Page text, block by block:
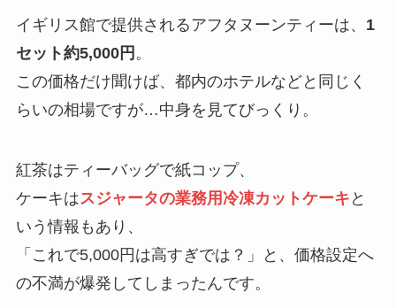
イギリス館で提供されるアフタヌーンティーは、 1
セット約5,000円 。
この価格だけ聞けば、都内のホテルなどと同じく
らいの相場ですが…中身を見てびっくり。
紅茶はティーバッグで紙コップ、
ケーキはスジャータの業務用冷凍カットケーキ と
いう情報もあり、
「これで5,000円は高すぎでは？」と、価格設定へ
の不満が爆発してしまったんです。